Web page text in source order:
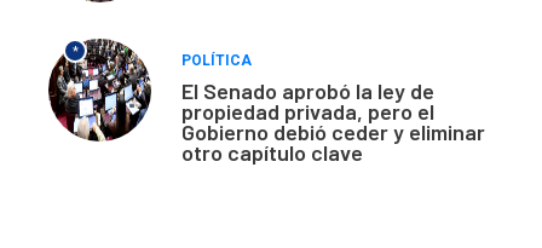
*
POLÍTICA
El Senado aprobó la ley de
propiedad privada, pero el
Gobierno debió ceder y eliminar
otro capítulo clave